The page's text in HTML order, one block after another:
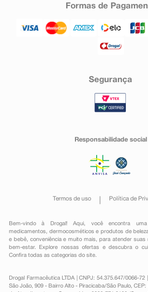
Formas de
Segurança
Responsabilidade social
Termos de uso Política de
Bem-vindo à Drogal! Aqui, você encontra
medicamentos , dermocosméticos e produtos de
e bebê, conveniênciae muito mais, para atender suas
bem-estar. Explore nossas ofertas e descubra o
Confira todas as categorias do site.
Drogal Farmacêutica LTDA | CNPJ: 54.375.647/0066-72
São João, 909 - Bairro Alto - Piracicaba/São Paulo, CEP: